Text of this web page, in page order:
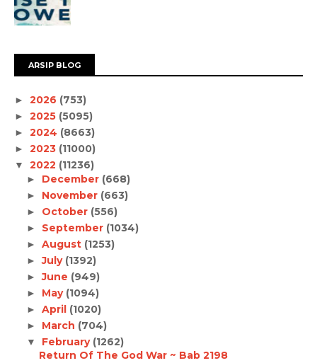
ARSIP BLOG
► 2026 (753)
► 2025 (5095)
► 2024 (8663)
► 2023 (11000)
▼ 2022 (11236)
► December (668)
► November (663)
► October (556)
► September (1034)
► August (1253)
►July (1392)
►June (949)
► May (1094)
► April (1020)
► March (704)
▼ February (1262)
Return Of The God War ~ Bab 2198